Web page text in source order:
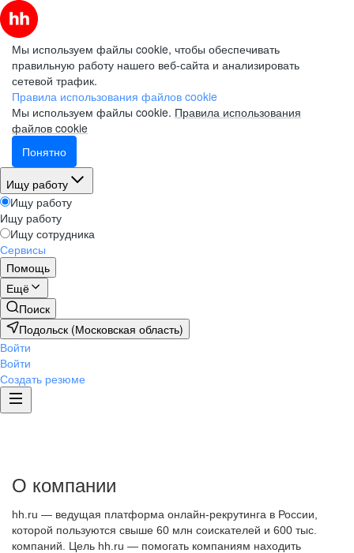
Мы используем файлы cookie, чтобы обеспечивать
правильную работу нашего веб-сайта и анализировать
сетевой трафик.
Правила использования файлов cookie
Мы используем файлы cookie. Правила использования
файлов cookie
Понятно
Ищу работу
Ищу работу
Ищу работу
Ищу сотрудника
Сервисы
Помощь
Ещё
Поиск
Подольск (Московская область)
Войти
Войти
Создать резюме
О компании
hh.ru — ведущая платформа онлайн-рекрутинга в России,
которой пользуются свыше 60 млн соискателей и 600 тыс.
компаний. Цель hh.ru — помогать компаниям находить